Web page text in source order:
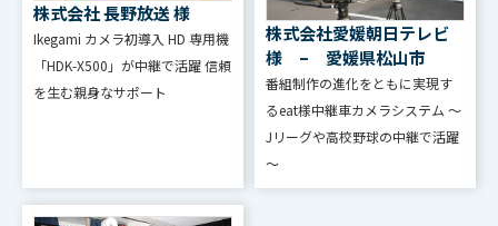
M/E フレー
ムメモリ容
4K：保存2880フレーム 送出480フ
レームFill/Key（4Kのみ保存再生）
2K：保存5760フレーム 送出960フ
レームFill/Key（2Kのみ保存再生）
①映像信号キャプチャ：プライマリ
株式会社 長野放送 様
Ikegami カメラ初導⼊ HD 専⽤機
「HDK-X500」が中継で活躍 信頼
を⽣む親⾝なサポート
株式会社愛媛朝日テレビ
様 – 愛媛県松山市
番組制作の進化をともに実現す
るeat様中継車カメラシステム ～
Jリーグや高校野球の中継で活躍
～